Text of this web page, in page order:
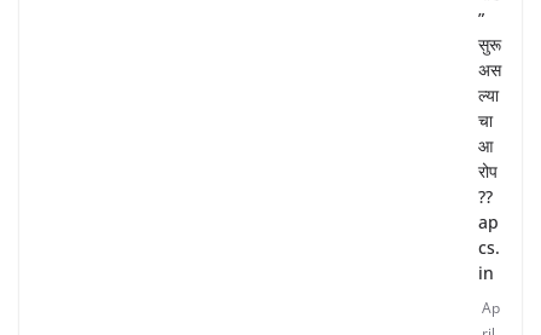
”
सुरू
अस
ल्या
चा
आ
रोप
??
ap
cs.
in
Ap